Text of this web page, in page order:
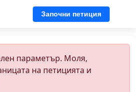
Започни петиция
параметър. Моля,
на петицията и